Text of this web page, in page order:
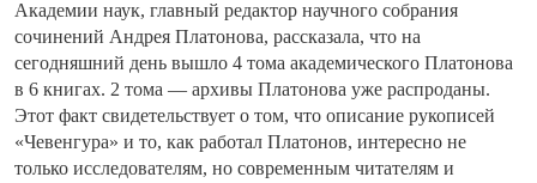
Академии наук, главный редактор научного собрания
сочинений Андрея Платонова, рассказала, что на
сегодняшний день вышло 4 тома академического Платонова
в 6 книгах. 2 тома — архивы Платонова уже распроданы.
Этот факт свидетельствует о том, что описание рукописей
«Чевенгура» и то, как работал Платонов, интересно не
только исследователям, но современным читателям и